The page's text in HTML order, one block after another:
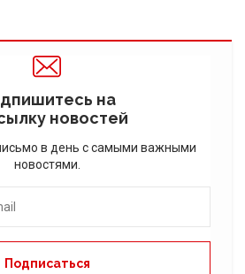
на
новостей
в день с самыми важными
новостями.